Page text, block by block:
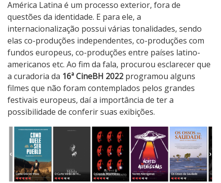
América Latina é um processo exterior, fora de
questões da identidade. E para ele, a
internacionalização possui várias tonalidades, sendo
elas co-produções independentes, co-produções com
fundos europeus, co-produções entre países latino-
americanos etc. Ao fim da fala, procurou esclarecer que
a curadoria da 16ª CineBH 2022 programou alguns
filmes que não foram contemplados pelos grandes
festivais europeus, daí a importância de ter a
possibilidade de conferir suas exibições.